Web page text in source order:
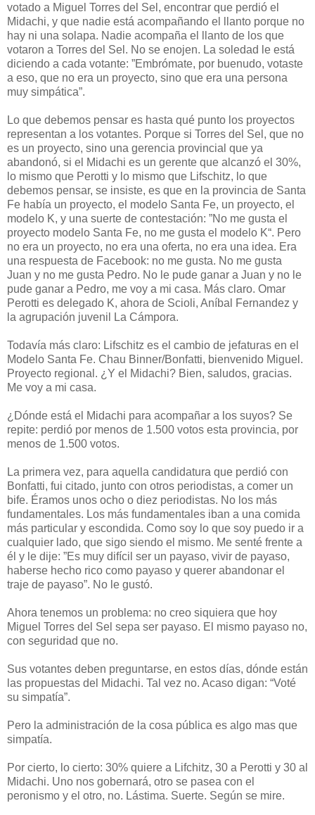
votado a Miguel Torres del Sel, encontrar que perdió el
Midachi, y que nadie está acompañando el llanto porque no
hay ni una solapa. Nadie acompaña el llanto de los que
votaron a Torres del Sel. No se enojen. La soledad le está
diciendo a cada votante: ”Embrómate, por buenudo, votaste
a eso, que no era un proyecto, sino que era una persona
muy simpática”.
Lo que debemos pensar es hasta qué punto los proyectos
representan a los votantes. Porque si Torres del Sel, que no
es un proyecto, sino una gerencia provincial que ya
abandonó, si el Midachi es un gerente que alcanzó el 30%,
lo mismo que Perotti y lo mismo que Lifschitz, lo que
debemos pensar, se insiste, es que en la provincia de Santa
Fe había un proyecto, el modelo Santa Fe, un proyecto, el
modelo K, y una suerte de contestación: ”No me gusta el
proyecto modelo Santa Fe, no me gusta el modelo K“. Pero
no era un proyecto, no era una oferta, no era una idea. Era
una respuesta de Facebook: no me gusta. No me gusta
Juan y no me gusta Pedro. No le pude ganar a Juan y no le
pude ganar a Pedro, me voy a mi casa. Más claro. Omar
Perotti es delegado K, ahora de Scioli, Aníbal Fernandez y
la agrupación juvenil La Cámpora.
Todavía más claro: Lifschitz es el cambio de jefaturas en el
Modelo Santa Fe. Chau Binner/Bonfatti, bienvenido Miguel.
Proyecto regional. ¿Y el Midachi? Bien, saludos, gracias.
Me voy a mi casa.
¿Dónde está el Midachi para acompañar a los suyos? Se
repite: perdió por menos de 1.500 votos esta provincia, por
menos de 1.500 votos.
La primera vez, para aquella candidatura que perdió con
Bonfatti, fui citado, junto con otros periodistas, a comer un
bife. Éramos unos ocho o diez periodistas. No los más
fundamentales. Los más fundamentales iban a una comida
más particular y escondida. Como soy lo que soy puedo ir a
cualquier lado, que sigo siendo el mismo. Me senté frente a
él y le dije: ”Es muy difícil ser un payaso, vivir de payaso,
haberse hecho rico como payaso y querer abandonar el
traje de payaso”. No le gustó.
Ahora tenemos un problema: no creo siquiera que hoy
Miguel Torres del Sel sepa ser payaso. El mismo payaso no,
con seguridad que no.
Sus votantes deben preguntarse, en estos días, dónde están
las propuestas del Midachi. Tal vez no. Acaso digan: “Voté
su simpatía”.
Pero la administración de la cosa pública es algo mas que
simpatía.
Por cierto, lo cierto: 30% quiere a Lifchitz, 30 a Perotti y 30 al
Midachi. Uno nos gobernará, otro se pasea con el
peronismo y el otro, no. Lástima. Suerte. Según se mire.